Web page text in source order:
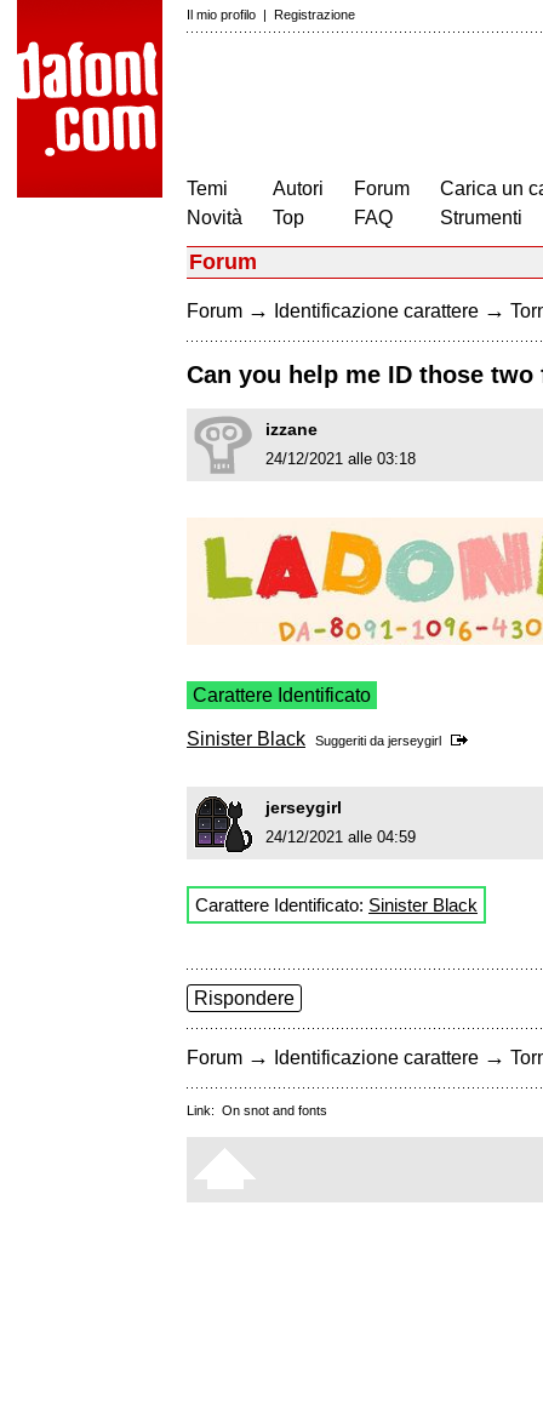
Il mio profilo | Registrazione
Temi
Novità
Autori
Top
Forum
FAQ
Carica un
Strumenti
Forum
Forum → Identificazione carattere →
Can you help me ID those
izzane
24/12/2021 alle 03:18
Carattere Identificato
Sinister Black Suggeriti da jerseygirl
jerseygirl
24/12/2021 alle 04:59
Carattere Identificato: Sinister Black
Rispondere
Forum → Identificazione carattere →
Link: On snot and fonts